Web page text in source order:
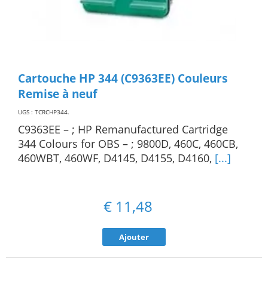
Cartouche HP 344 (C9363EE) Couleurs
Remise à neuf
UGS : TCRCHP344.
C9363EE – ; HP Remanufactured Cartridge
344 Colours for OBS – ; 9800D, 460C, 460CB,
460WBT, 460WF, D4145, D4155, D4160, [...]
€ 11,48
Ajouter